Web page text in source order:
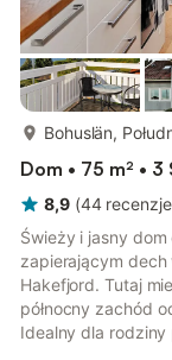
Bohuslän,
Dom • 75 m² •
8,9 (44 recenzje
Świeży i jasny
zapierającym dech
Hakefjord. Tutaj
północny zachód
Idealny dla rodziny